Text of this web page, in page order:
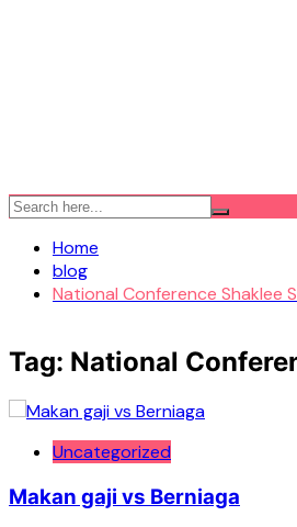
Home
blog
National Conference Shaklee
Tag: National
Uncategorized
Makan gaji vs Berniaga